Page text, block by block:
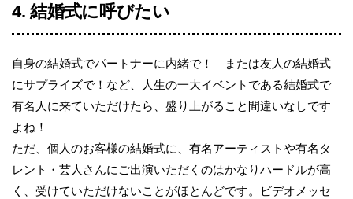
4. 結婚式に呼びたい
自身の結婚式でパートナーに内緒で！ または友人の結婚式
にサプライズで！など、人生の一大イベントである結婚式で
有名人に来ていただけたら、盛り上がること間違いなしです
よね！
ただ、個人のお客様の結婚式に、有名アーティストや有名タ
レント・芸人さんにご出演いただくのはかなりハードルが高
く、受けていただけないことがほとんどです。ビデオメッセ